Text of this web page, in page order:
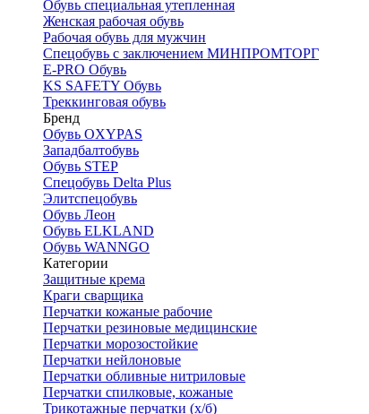
Обувь специальная утепленная
Женская рабочая обувь
Рабочая обувь для мужчин
Спецобувь с заключением МИНПРОМТОРГ
E-PRO Обувь
KS SAFETY Обувь
Треккинговая обувь
Бренд
Обувь OXYPAS
Западбалтобувь
Обувь STEP
Спецобувь Delta Plus
Элитспецобувь
Обувь Леон
Обувь ELKLAND
Обувь WANNGO
Категории
Защитные крема
Краги сварщика
Перчатки кожаные рабочие
Перчатки резиновые медицинские
Перчатки морозостойкие
Перчатки нейлоновые
Перчатки обливные нитриловые
Перчатки спилковые, кожаные
Трикотажные перчатки (х/б)